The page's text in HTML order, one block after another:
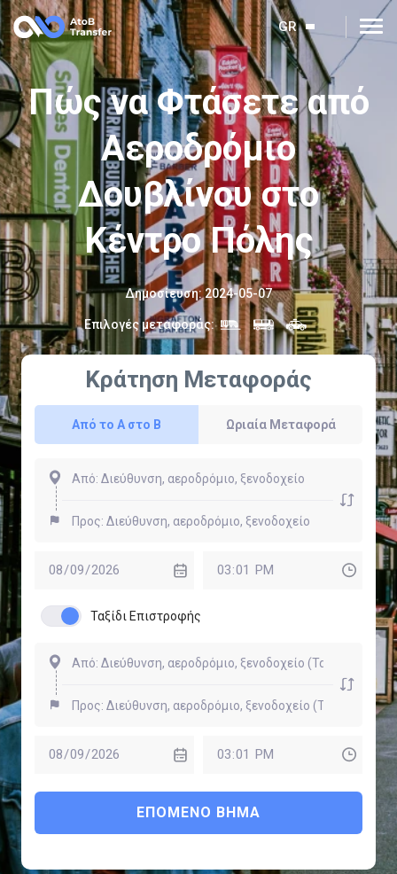
GR
Πώς να Φτάσετε από
Αεροδρόμιο
Δουβλίνου στο
Κέντρο Πόλης
Δημοσίευση: 2024-05-07
Επιλογές μεταφοράς:
Κράτηση Μεταφοράς
Από το Α στο Β Ωριαία Μεταφορά
Ταξίδι Επιστροφής
ΕΠΌΜΕΝΟ ΒΉΜΑ